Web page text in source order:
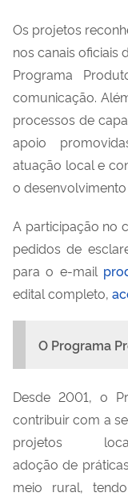
Os projetos
nos canais oficiais
Programa
comunicação.
processos de
apoio
atuação local e
o
A participação no
pedidos de
para o e-mail
edital completo,
O Programa
Desde 2001, o
contribuir com a
projetos
adoção de
meio rural,